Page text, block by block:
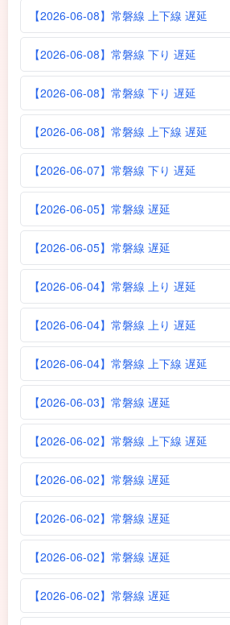
【2026-06-08】常磐線 上下線 遅延
【2026-06-08】常磐線 下り 遅延
【2026-06-08】常磐線 下り 遅延
【2026-06-08】常磐線 上下線 遅延
【2026-06-07】常磐線 下り 遅延
【2026-06-05】常磐線 遅延
【2026-06-05】常磐線 遅延
【2026-06-04】常磐線 上り 遅延
【2026-06-04】常磐線 上り 遅延
【2026-06-04】常磐線 上下線 遅延
【2026-06-03】常磐線 遅延
【2026-06-02】常磐線 上下線 遅延
【2026-06-02】常磐線 遅延
【2026-06-02】常磐線 遅延
【2026-06-02】常磐線 遅延
【2026-06-02】常磐線 遅延